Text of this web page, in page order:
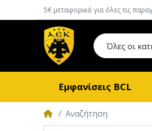
5€ μεταφορικά για όλες τις
Όλες οι
Εμφανίσεις BCL
Αναζήτηση